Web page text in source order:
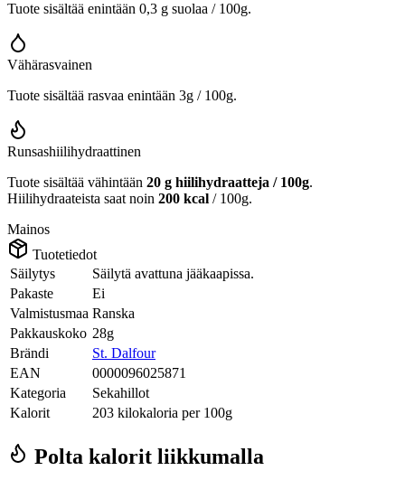
Tuote sisältää enintään 0,3 g suolaa / 100g.
Vähärasvainen
Tuote sisältää rasvaa enintään 3g / 100g.
Runsashiilihydraattinen
Tuote sisältää vähintään 20 g hiilihydraatteja / 100g.
Hiilihydraateista saat noin 200 kcal / 100g.
Mainos
Tuotetiedot
Säilytys
Säilytä avattuna jääkaapissa.
Pakaste
Ei
Valmistusmaa Ranska
Pakkauskoko 28g
Brändi
St. Dalfour
EAN
0000096025871
Kategoria
Sekahillot
Kalorit
203 kilokaloria per 100g
Polta kalorit liikkumalla